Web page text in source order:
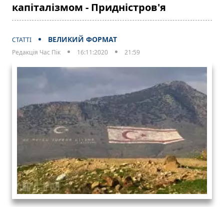
капіталізмом - Придністров'я
СТАТТІ ВЕЛИКИЙ ФОРМАТ
Редакція Час Пік 16:11:2020 21:59